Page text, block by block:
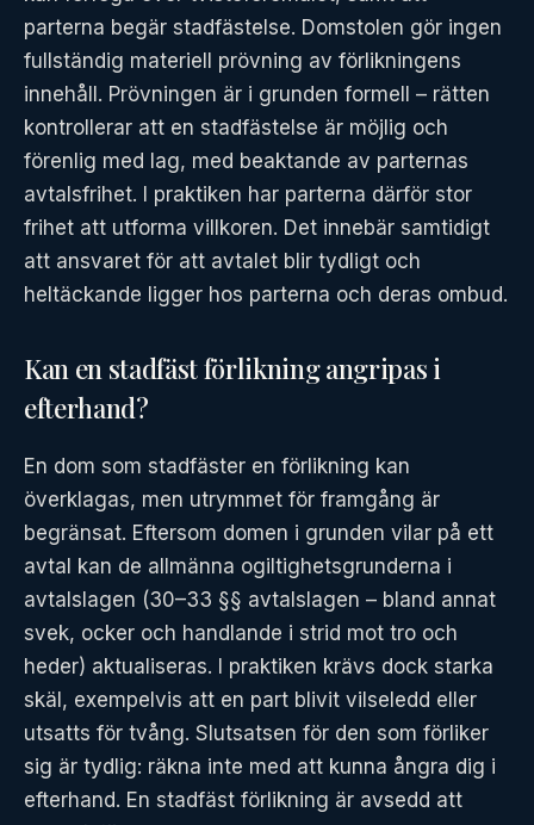
parterna begär stadfästelse. Domstolen gör ingen
fullständig materiell prövning av förlikningens
innehåll. Prövningen är i grunden formell – rätten
kontrollerar att en stadfästelse är möjlig och
förenlig med lag, med beaktande av parternas
avtalsfrihet. I praktiken har parterna därför stor
frihet att utforma villkoren. Det innebär samtidigt
att ansvaret för att avtalet blir tydligt och
heltäckande ligger hos parterna och deras ombud.
Kan en stadfäst förlikning angripas i
efterhand?
En dom som stadfäster en förlikning kan
överklagas, men utrymmet för framgång är
begränsat. Eftersom domen i grunden vilar på ett
avtal kan de allmänna ogiltighetsgrunderna i
avtalslagen (30–33 §§ avtalslagen – bland annat
svek, ocker och handlande i strid mot tro och
heder) aktualiseras. I praktiken krävs dock starka
skäl, exempelvis att en part blivit vilseledd eller
utsatts för tvång. Slutsatsen för den som förliker
sig är tydlig: räkna inte med att kunna ångra dig i
efterhand. En stadfäst förlikning är avsedd att